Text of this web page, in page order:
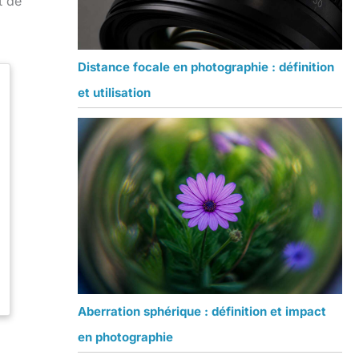
Distance focale en photographie : définition
et utilisation
Aberration sphérique : définition et impact
en photographie